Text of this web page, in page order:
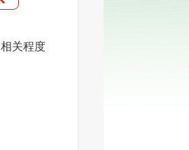
相关程度